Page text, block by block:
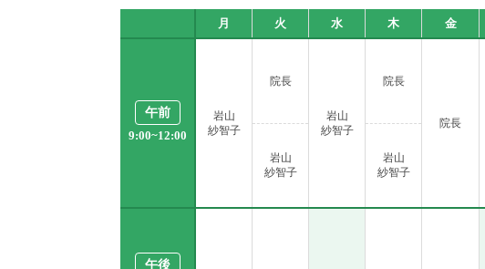
月 火 水 木 金
午前
9:00~12:00
岩山
紗智子
院長
岩山
紗智子
院長
院長
岩山
紗智子
岩山
紗智子
午後